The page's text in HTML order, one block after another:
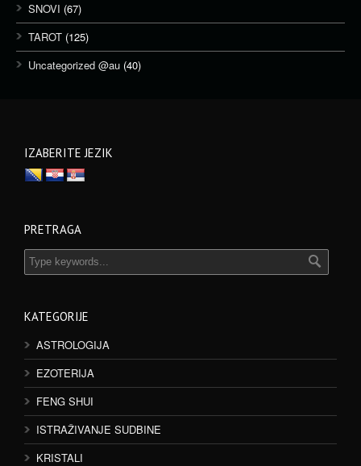
SNOVI (67)
TAROT (125)
Uncategorized @au (40)
IZABERITE JEZIK
PRETRAGA
KATEGORIJE
ASTROLOGIJA
EZOTERIJA
FENG SHUI
ISTRAŽIVANJE SUDBINE
KRISTALI